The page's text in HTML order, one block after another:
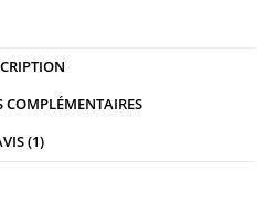
(1)